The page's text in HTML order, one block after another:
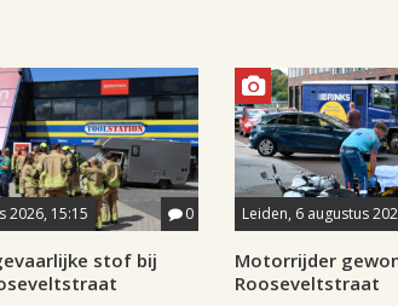
2026, 15:15 0
stof bij
Leiden, 6 augustus
Motorrijder
Rooseveltstraat